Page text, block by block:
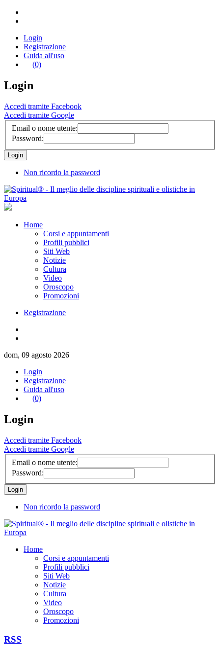
Login
Registrazione
Guida all'uso
(0)
Login
Accedi tramite Facebook
Accedi tramite Google
Email o nome utente:
Password:
Non ricordo la password
Home
Corsi e appuntamenti
Profili pubblici
Siti Web
Notizie
Cultura
Video
Oroscopo
Promozioni
Registrazione
dom, 09 agosto 2026
Login
Registrazione
Guida all'uso
(0)
Login
Accedi tramite Facebook
Accedi tramite Google
Email o nome utente:
Password:
Non ricordo la password
Home
Corsi e appuntamenti
Profili pubblici
Siti Web
Notizie
Cultura
Video
Oroscopo
Promozioni
RSS